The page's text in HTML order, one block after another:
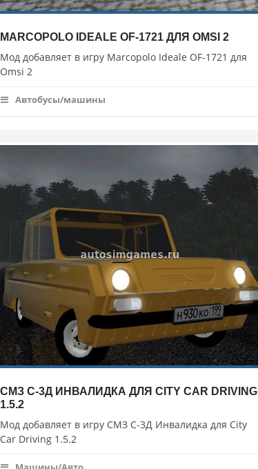
MARCOPOLO IDEALE OF-1721 ДЛЯ OMSI 2
Мод добавляет в игру Marcopolo Ideale OF-1721 для
Omsi 2
Автобусы/машины
СМЗ С-3Д ИНВАЛИДКА ДЛЯ CITY CAR DRIVING
1.5.2
Мод добавляет в игру СМЗ С-3Д Инвалидка для City
Car Driving 1.5.2